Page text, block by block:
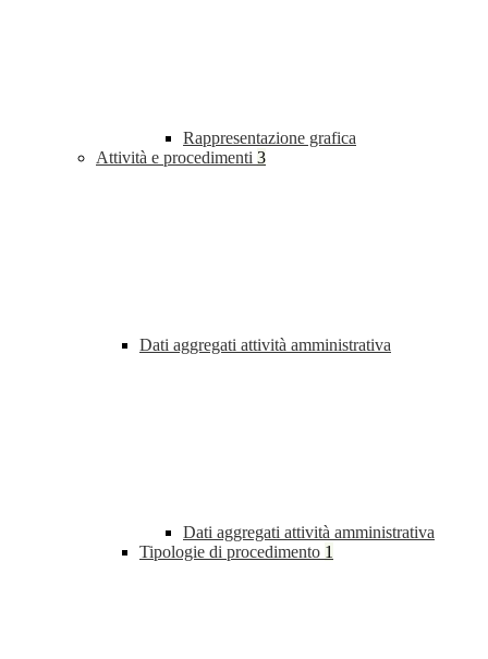
Rappresentazione grafica
Attività e procedimenti 3
Dati aggregati attività amministrativa
Dati aggregati attività amministrativa
Tipologie di procedimento 1